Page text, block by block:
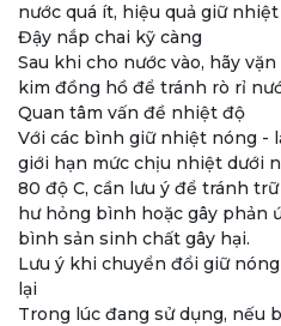
nước quá ít, hiệu quả giữ
Đậy nắp chai kỹ càng
Sau khi cho nước vào, hãy
kim đồng hồ để tránh rò rỉ
Quan tâm vấn đề nhiệt độ
Với các bình giữ nhiệt nóng -
giới hạn mức chịu nhiệt dưới
80 độ C, cần lưu ý để tránh
hư hỏng bình hoặc gây phản
bình sản sinh chất gây hại.
Lưu ý khi chuyển đổi giữ
lại
Trong lúc đang sử dụng, nếu